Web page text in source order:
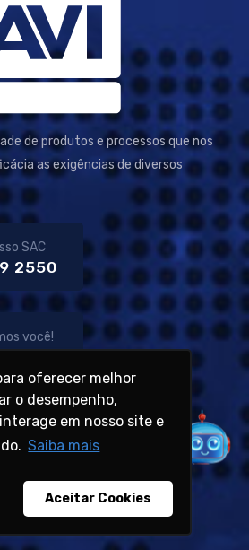
oferecer melhor
o desempenho,
em nosso site e
Saiba mais
Aceitar Cookies
de produtos e processos que nos
as exigências de diversos
SAC
2550
você!